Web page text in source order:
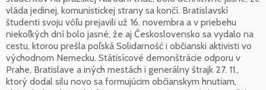
vláda jedinej, komunistickej strany sa končí. Bratislavskí
študenti svoju vôľu prejavili už 16. novembra a v priebehu
niekoľkých dní bolo jasné, že aj Československo sa vydalo na
cestu, ktorou prešla poľská Solidarność i občianski aktivisti vo
východnom Nemecku. Státisícové demonštrácie odporu v
Prahe, Bratislave a iných mestách i generálny štrajk 27. 11.,
ktorý dodal silu novo sa formujúcim občianskym hnutiam,